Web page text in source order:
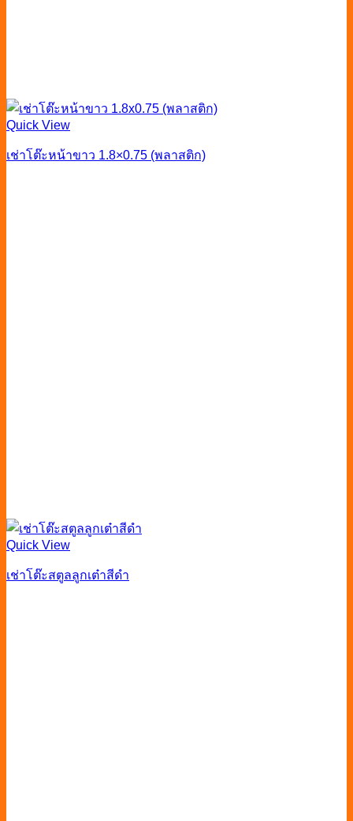
Quick View
เช่าโต๊ะหน้าขาว 1.8×0.75 (พลาสติก)
Quick View
เช่าโต๊ะสตูลลูกเต๋าสีดำ